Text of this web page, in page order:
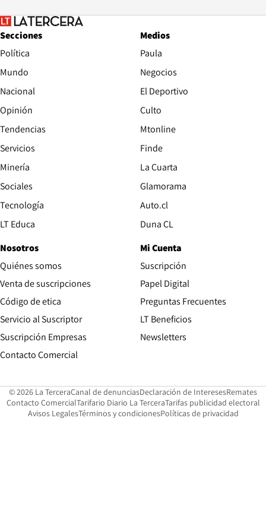
Secciones
Política
Mundo
Nacional
Opinión
Tendencias
Servicios
Minería
Sociales
Tecnología
LT Educa
Medios
Paula
Negocios
El Deportivo
Culto
Mtonline
Finde
La Cuarta
Glamorama
Auto.clOpens in new window
Duna CLOpens in new window
Nosotros
Quiénes somos
Venta de suscripciones
Código de etica Opens in new window
Servicio al Suscriptor
Suscripción Empresas
Contacto ComercialOpens in new window
Mi Cuenta
Suscripción
Papel DigitalOpens in new
Preguntas Frecuentes
LT Beneficios
Newsletters
© 2026 La TerceraCanal de denunciasOpens in new window
Declaración de InteresesOpens in
Remates
Contacto ComercialOpens in new window
Tarifario Diario La TerceraOpens in new window
Tarifas publicidad electoral
Avisos LegalesOpens in new window
Términos y condicionesPolíticas de privacidad